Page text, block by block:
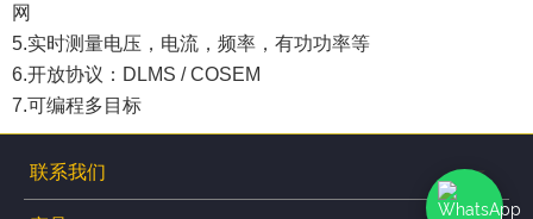
网
5.实时测量电压，电流，频率，有功功率等
6.开放协议：DLMS / COSEM
7.可编程多目标
联系我们